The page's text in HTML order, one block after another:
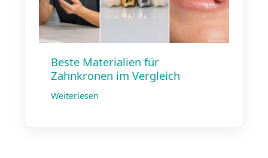
Beste Materialien für
Zahnkronen im Vergleich
Weiterlesen